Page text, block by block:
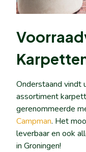
Onderstaand vindt
assortiment
gerenommeerde
Campman. Het
leverbaar en ook
in Groningen!